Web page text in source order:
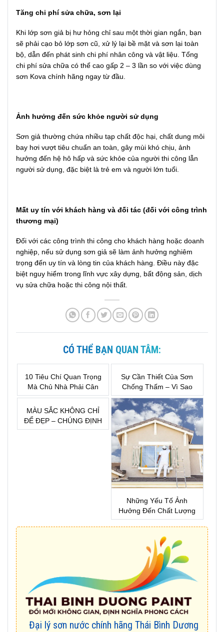
Tăng chi phí sửa chữa, sơn lại
Khi lớp sơn giả bị hư hỏng chỉ sau một thời gian ngắn, bạn
sẽ phải cạo bỏ lớp sơn cũ, xử lý lại bề mặt và sơn lại toàn
bộ, dẫn đến phát sinh chi phí nhân công và vật liệu. Tổng
chi phí sửa chữa có thể cao gấp 2 – 3 lần so với việc dùng
sơn Kova chính hãng ngay từ đầu.
Ảnh hưởng đến sức khỏe người sử dụng
Sơn giả thường chứa nhiều tạp chất độc hại, chất dung môi
bay hơi vượt tiêu chuẩn an toàn, gây mùi khó chịu, ảnh
hưởng đến hệ hô hấp và sức khỏe của người thi công lẫn
người sử dụng, đặc biệt là trẻ em và người lớn tuổi.
Mất uy tín với khách hàng và đối tác (đối với công trình
thương mại)
Đối với các công trình thi công cho khách hàng hoặc doanh
nghiệp, nếu sử dụng sơn giả sẽ làm ảnh hưởng nghiêm
trọng đến uy tín và lòng tin của khách hàng. Điều này đặc
biệt nguy hiểm trong lĩnh vực xây dựng, bất động sản, dịch
vụ sửa chữa hoặc thi công nội thất.
CÓ THỂ BẠN QUAN TÂM:
10 Tiêu Chí Quan Trọng
Mà Chủ Nhà Phải Cân
Nhắc Trước Khi Lựa
Chọn Sơn Nước
Sự Cần Thiết Của Sơn
Chống Thấm – Vì Sao
Đây Là Khoản Đầu Tư
Bắt Buộc Khi Xây Nhà?
MÀU SẮC KHÔNG CHỈ
ĐỂ ĐẸP – CHÚNG ĐỊNH
HÌNH CẢM XÚC CỦA
Những Yếu Tố Ảnh
Hưởng Đến Chất Lượng
Sơn Nhà !
Đại lý sơn nước chính hãng Thái Bình Dương